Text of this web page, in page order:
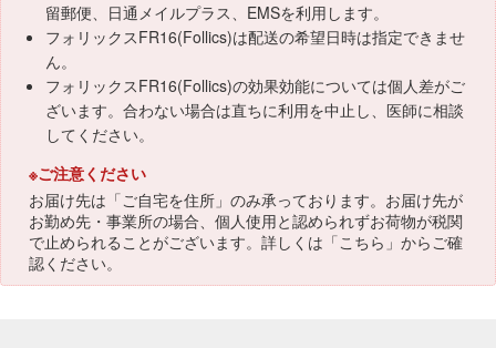
留郵便、日通メイルプラス、EMSを利用します。
フォリックスFR16(Follics)は配送の希望日時は指定できませ
ん。
フォリックスFR16(Follics)の効果効能については個人差がご
ざいます。合わない場合は直ちに利用を中止し、医師に相談
してください。
※ご注意ください
お届け先は「ご自宅を住所」のみ承っております。お届け先が
お勤め先・事業所の場合、個人使用と認められずお荷物が税関
で止められることがございます。詳しくは「こちら 」からご確
認ください。